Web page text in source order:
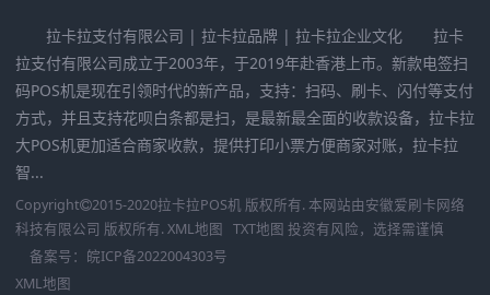
拉卡拉支付有限公司 | 拉卡拉品牌 | 拉卡拉企业文化 拉卡
拉支付有限公司成立于2003年，于2019年赴香港上市。新款电签扫
码POS机是现在引领时代的新产品，支持：扫码、刷卡、闪付等支付
方式，并且支持花呗白条都是扫，是最新最全面的收款设备，拉卡拉
大POS机更加适合商家收款，提供打印小票方便商家对账，拉卡拉
智...
Copyright 2015-2020拉卡拉POS机 版权所有. 本网站由安徽爱刷卡网络
科技有限公司 版权所有. XML地图 TXT地图 投资有风险，选择需谨慎
备案号： 皖ICP备2022004303号
XML地图